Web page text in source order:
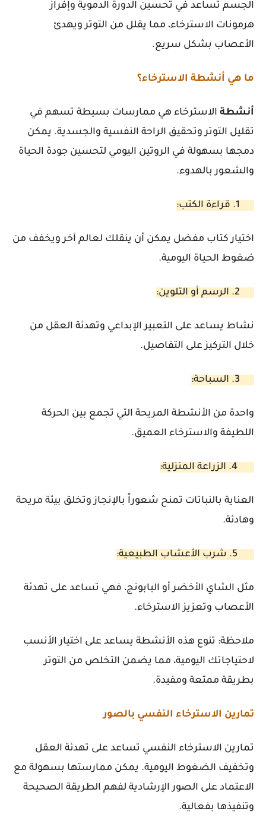
الجسم تساعد في تحسين الدورة الدموية وإفراز
هرمونات الاسترخاء، مما يقلل من التوتر ويهدئ
الأعصاب بشكل سريع.
ما هي أنشطة الاسترخاء؟
أنشطة الاسترخاء هي ممارسات بسيطة تسهم في
تقليل التوتر وتحقيق الراحة النفسية والجسدية. يمكن
دمجها بسهولة في الروتين اليومي لتحسين جودة الحياة
والشعور بالهدوء.
اختيار كتاب مفضل يمكن أن ينقلك لعالم آخر ويخفف من
ضغوط الحياة اليومية.
نشاط يساعد على التعبير الإبداعي وتهدئة العقل من
خلال التركيز على التفاصيل.
واحدة من الأنشطة المريحة التي تجمع بين الحركة
اللطيفة والاسترخاء العميق.
العناية بالنباتات تمنح شعوراً بالإنجاز وتخلق بيئة مريحة
وهادئة.
مثل الشاي الأخضر أو البابونج، فهي تساعد على تهدئة
الأعصاب وتعزيز الاسترخاء.
ملاحظة: تنوع هذه الأنشطة يساعد على اختيار الأنسب
لاحتياجاتك اليومية، مما يضمن التخلص من التوتر
بطريقة ممتعة ومفيدة.
تمارين الاسترخاء النفسي بالصور
تمارين الاسترخاء النفسي تساعد على تهدئة العقل
وتخفيف الضغوط اليومية. يمكن ممارستها بسهولة مع
الاعتماد على الصور الإرشادية لفهم الطريقة الصحيحة
وتنفيذها بفعالية.